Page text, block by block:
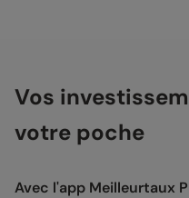
Vos
votre poche
Avec l'app Meilleurtaux